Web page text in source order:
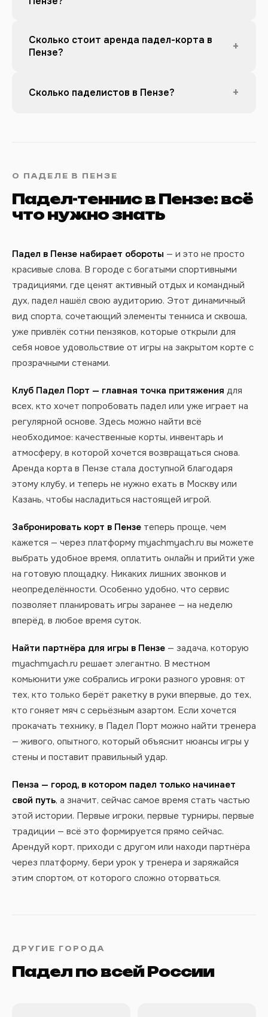
Сколько стоит аренда падел-корта в
Пензе?
+
Сколько паделистов в Пензе? +
О ПАДЕЛЕ В ПЕНЗЕ
Падел-теннис в Пензе: всё
что нужно знать
Падел в Пензе набирает обороты — и это не просто
красивые слова. В городе с богатыми спортивными
традициями, где ценят активный отдых и командный
дух, падел нашёл свою аудиторию. Этот динамичный
вид спорта, сочетающий элементы тенниса и сквоша,
уже привлёк сотни пензяков, которые открыли для
себя новое удовольствие от игры на закрытом корте с
прозрачными стенами.
Клуб Падел Порт — главная точка притяжения для
всех, кто хочет попробовать падел или уже играет на
регулярной основе. Здесь можно найти всё
необходимое: качественные корты, инвентарь и
атмосферу, в которой хочется возвращаться снова.
Аренда корта в Пензе стала доступной благодаря
этому клубу, и теперь не нужно ехать в Москву или
Казань, чтобы насладиться настоящей игрой.
Забронировать корт в Пензе теперь проще, чем
кажется — через платформу myachmyach.ru вы можете
выбрать удобное время, оплатить онлайн и прийти уже
на готовую площадку. Никаких лишних звонков и
неопределённости. Особенно удобно, что сервис
позволяет планировать игры заранее — на неделю
вперёд, в любое время суток.
Найти партнёра для игры в Пензе — задача, которую
myachmyach.ru решает элегантно. В местном
комьюнити уже собрались игроки разного уровня: от
тех, кто только берёт ракетку в руки впервые, до тех,
кто гоняет мяч с серьёзным азартом. Если хочется
прокачать технику, в Падел Порт можно найти тренера
— живого, опытного, который объяснит нюансы игры у
стены и поставит правильный удар.
Пенза — город, в котором падел только начинает
свой путь, а значит, сейчас самое время стать частью
этой истории. Первые игроки, первые турниры, первые
традиции — всё это формируется прямо сейчас.
Арендуй корт, приходи с другом или находи партнёра
через платформу, бери урок у тренера и заряжайся
этим спортом, от которого сложно оторваться.
ДРУГИЕ ГОРОДА
Падел по всей России